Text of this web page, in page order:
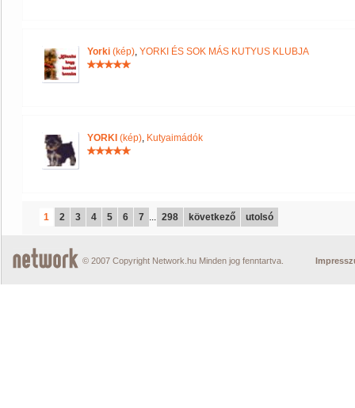
Yorki (kép), YORKI ÉS SOK MÁS KUTYUS KLUBJA
YORKI (kép), Kutyaimádók
1 2 3 4 5 6 7 ... 298 következő utolsó
© 2007 Copyright Network.hu Minden jog fenntartva.